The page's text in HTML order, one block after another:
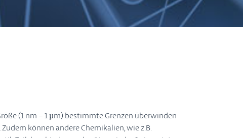
(1 nm – 1 µm) bestimmte Grenzen überwinden
können andere Chemikalien, wie z.B.